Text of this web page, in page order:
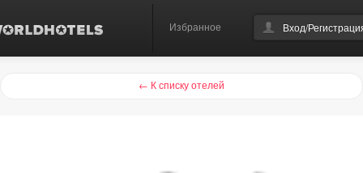
Избранное Вход/
← К списку отелей